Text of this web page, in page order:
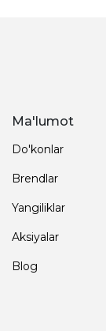
Ma'lumot
Do'konlar
Brendlar
Yangiliklar
Aksiyalar
Blog